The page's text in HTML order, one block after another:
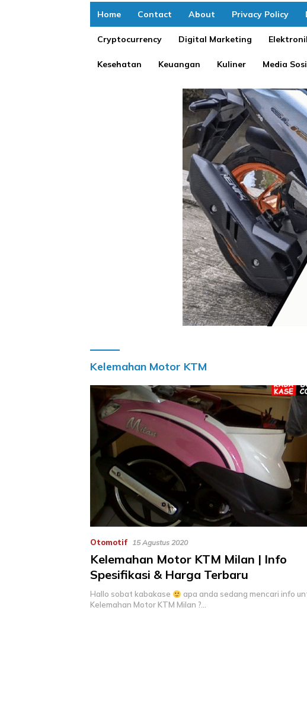
Home Contact About Privacy Policy
Cryptocurrency Digital Marketing
Kesehatan Keuangan Kuliner Media
Kelemahan Motor KTM
Otomotif 15 Agustus 2020
Kelemahan Motor KTM Milan | Info
Spesifikasi & Harga Terbaru
Hallo sobat kabakase
apa anda sedang mencari info
Kelemahan Motor KTM Milan ?…